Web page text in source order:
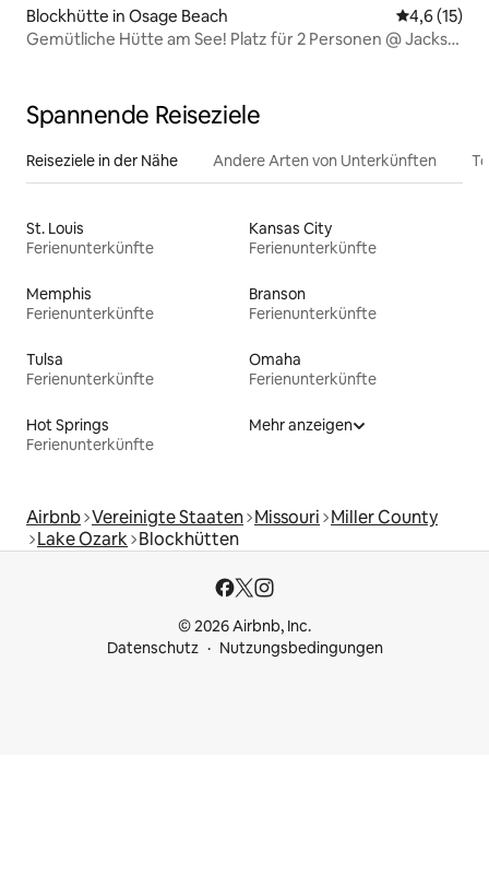
Blockhütte in Osage Beach
4,6 (15)
Gemütliche Hütte am See! Platz für 2 Personen @ Jacks
Spannende Reiseziele
Reiseziele in der Nähe Andere Arten von Unterkünften
St. Louis
Ferienunterkünfte
Kansas City
Ferienunterkünfte
Memphis
Ferienunterkünfte
Branson
Ferienunterkünfte
Tulsa
Ferienunterkünfte
Omaha
Ferienunterkünfte
Hot Springs
Ferienunterkünfte
Mehr anzeigen
Airbnb Vereinigte Staaten Missouri Miller County
Lake Ozark Blockhütten
© 2026 Airbnb, Inc.
Datenschutz
Nutzungsbedingungen